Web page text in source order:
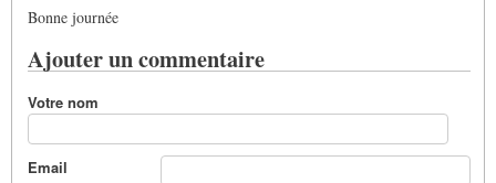
Bonne journée
Ajouter un commentaire
Votre nom
Email